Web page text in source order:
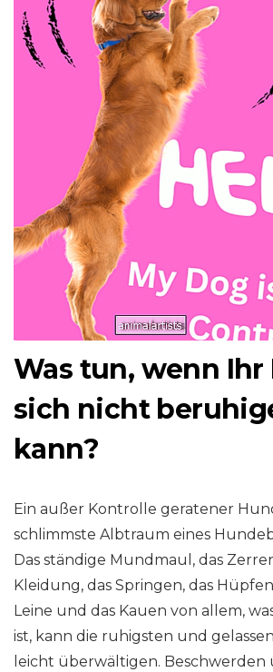
Was tun, wenn Ihr
sich nicht
kann?
Ein außer Kontrolle geratener
schlimmste Albtraum eines
Das ständige Mundmaul, das
Kleidung, das Springen, das
Leine und das Kauen von allem,
ist, kann die ruhigsten und
leicht überwältigen. Beschwerden